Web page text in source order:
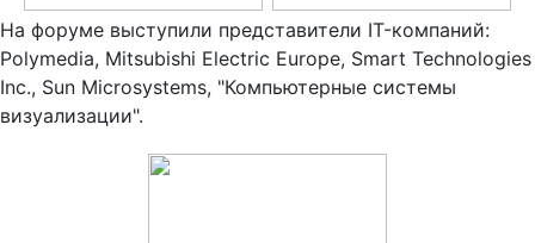
На форуме выступили представители IT-компаний:
Polymedia, Mitsubishi Electric Europe, Smart Technologies
Inc., Sun Microsystems, "Компьютерные системы
визуализации".